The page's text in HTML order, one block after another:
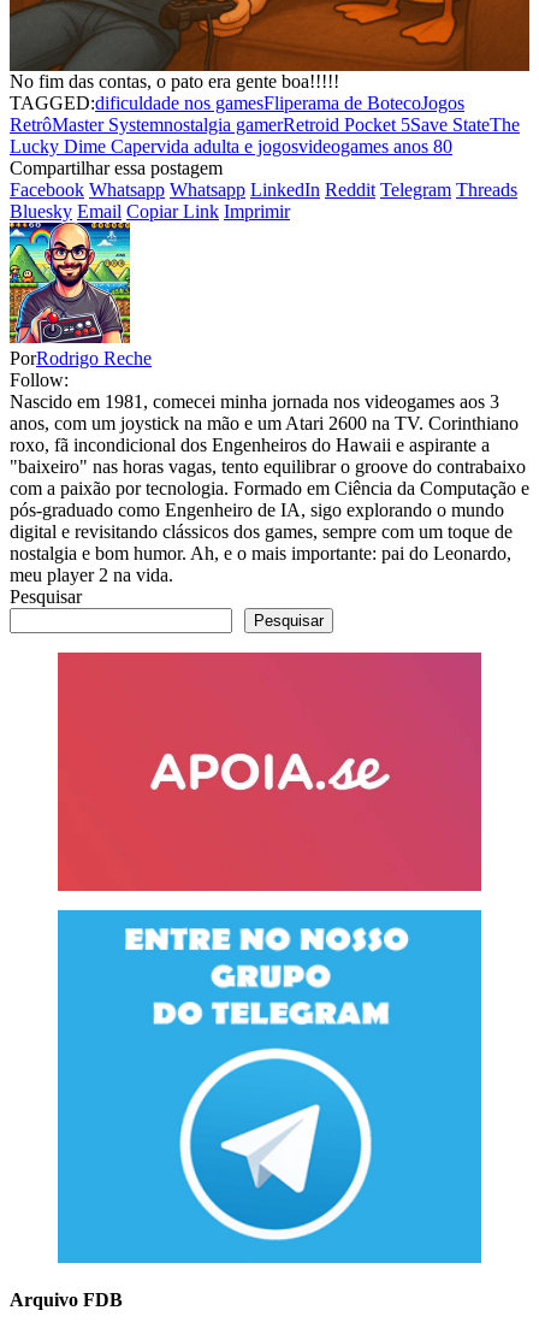
No fim das contas, o pato era gente boa!!!!!
TAGGED:dificuldade nos gamesFliperama de BotecoJogos
RetrôMaster Systemnostalgia gamerRetroid Pocket 5Save StateThe
Lucky Dime Capervida adulta e jogosvideogames anos 80
Compartilhar essa postagem
Facebook Whatsapp Whatsapp LinkedIn Reddit Telegram Threads
Bluesky Email Copiar Link Imprimir
PorRodrigo Reche
Follow:
Nascido em 1981, comecei minha jornada nos videogames aos 3
anos, com um joystick na mão e um Atari 2600 na TV. Corinthiano
roxo, fã incondicional dos Engenheiros do Hawaii e aspirante a
"baixeiro" nas horas vagas, tento equilibrar o groove do contrabaixo
com a paixão por tecnologia. Formado em Ciência da Computação e
pós-graduado como Engenheiro de IA, sigo explorando o mundo
digital e revisitando clássicos dos games, sempre com um toque de
nostalgia e bom humor. Ah, e o mais importante: pai do Leonardo,
meu player 2 na vida.
Pesquisar
Pesquisar
Arquivo FDB